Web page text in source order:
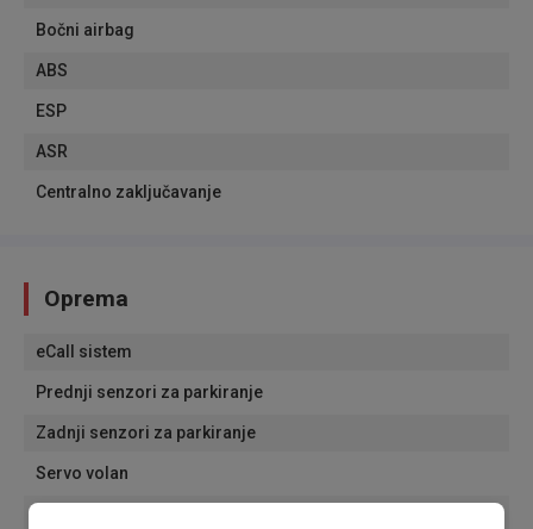
Bočni airbag
ABS
ESP
ASR
Centralno zaključavanje
Oprema
eCall sistem
Prednji senzori za parkiranje
Zadnji senzori za parkiranje
Servo volan